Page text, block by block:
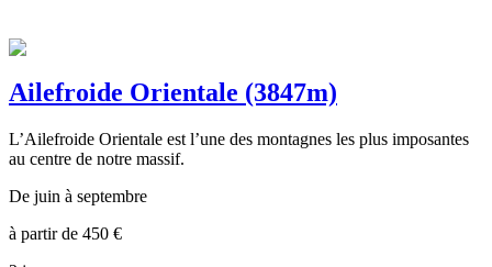
Ailefroide Orientale (3847m)
L’Ailefroide Orientale est l’une des montagnes les plus imposantes
au centre de notre massif.
De juin à septembre
à partir de 450 €